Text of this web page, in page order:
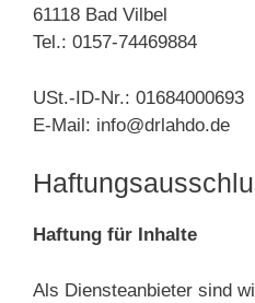
61118 Bad Vilbel
Tel.: 0157-74469884
USt.-ID-Nr.: 01684000693
E-Mail: info@drlahdo.de
Haftung für Inhalte
Als Diensteanbieter sind